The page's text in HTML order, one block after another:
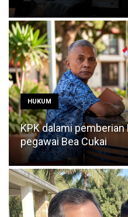
HUKUM
KPK dalami
pegawai Bea Cukai